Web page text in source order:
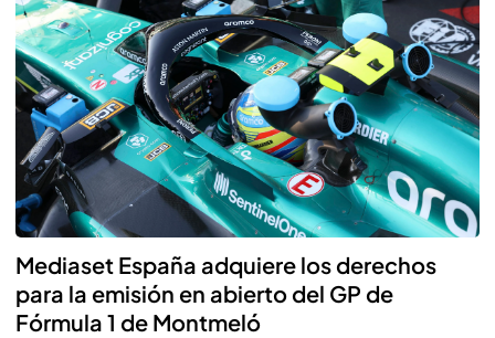
Mediaset España adquiere los derechos
para la emisión en abierto del GP de
Fórmula 1 de Montmeló